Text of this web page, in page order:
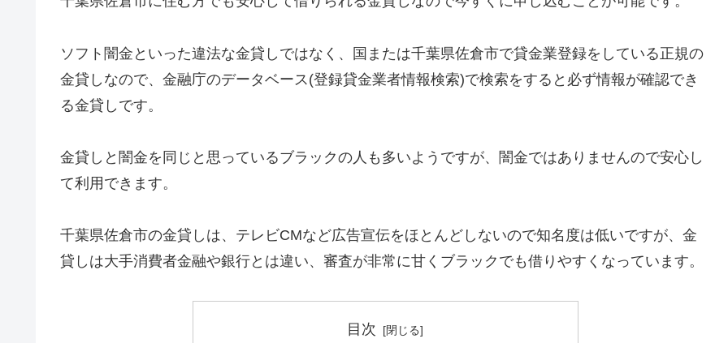
ソフト闇金といった違法な金貸しではなく、国または千葉県佐倉市で貸金業登録をしている正規の
金貸しなので、金融庁のデータベース(登録貸金業者情報検索)で検索をすると必ず情報が確認でき
る金貸しです。
金貸しと闇金を同じと思っているブラックの人も多いようですが、闇金ではありませんので安心し
て利用できます。
千葉県佐倉市の金貸しは、テレビCMなど広告宣伝をほとんどしないので知名度は低いですが、金
貸しは大手消費者金融や銀行とは違い、審査が非常に甘くブラックでも借りやすくなっています。
目次